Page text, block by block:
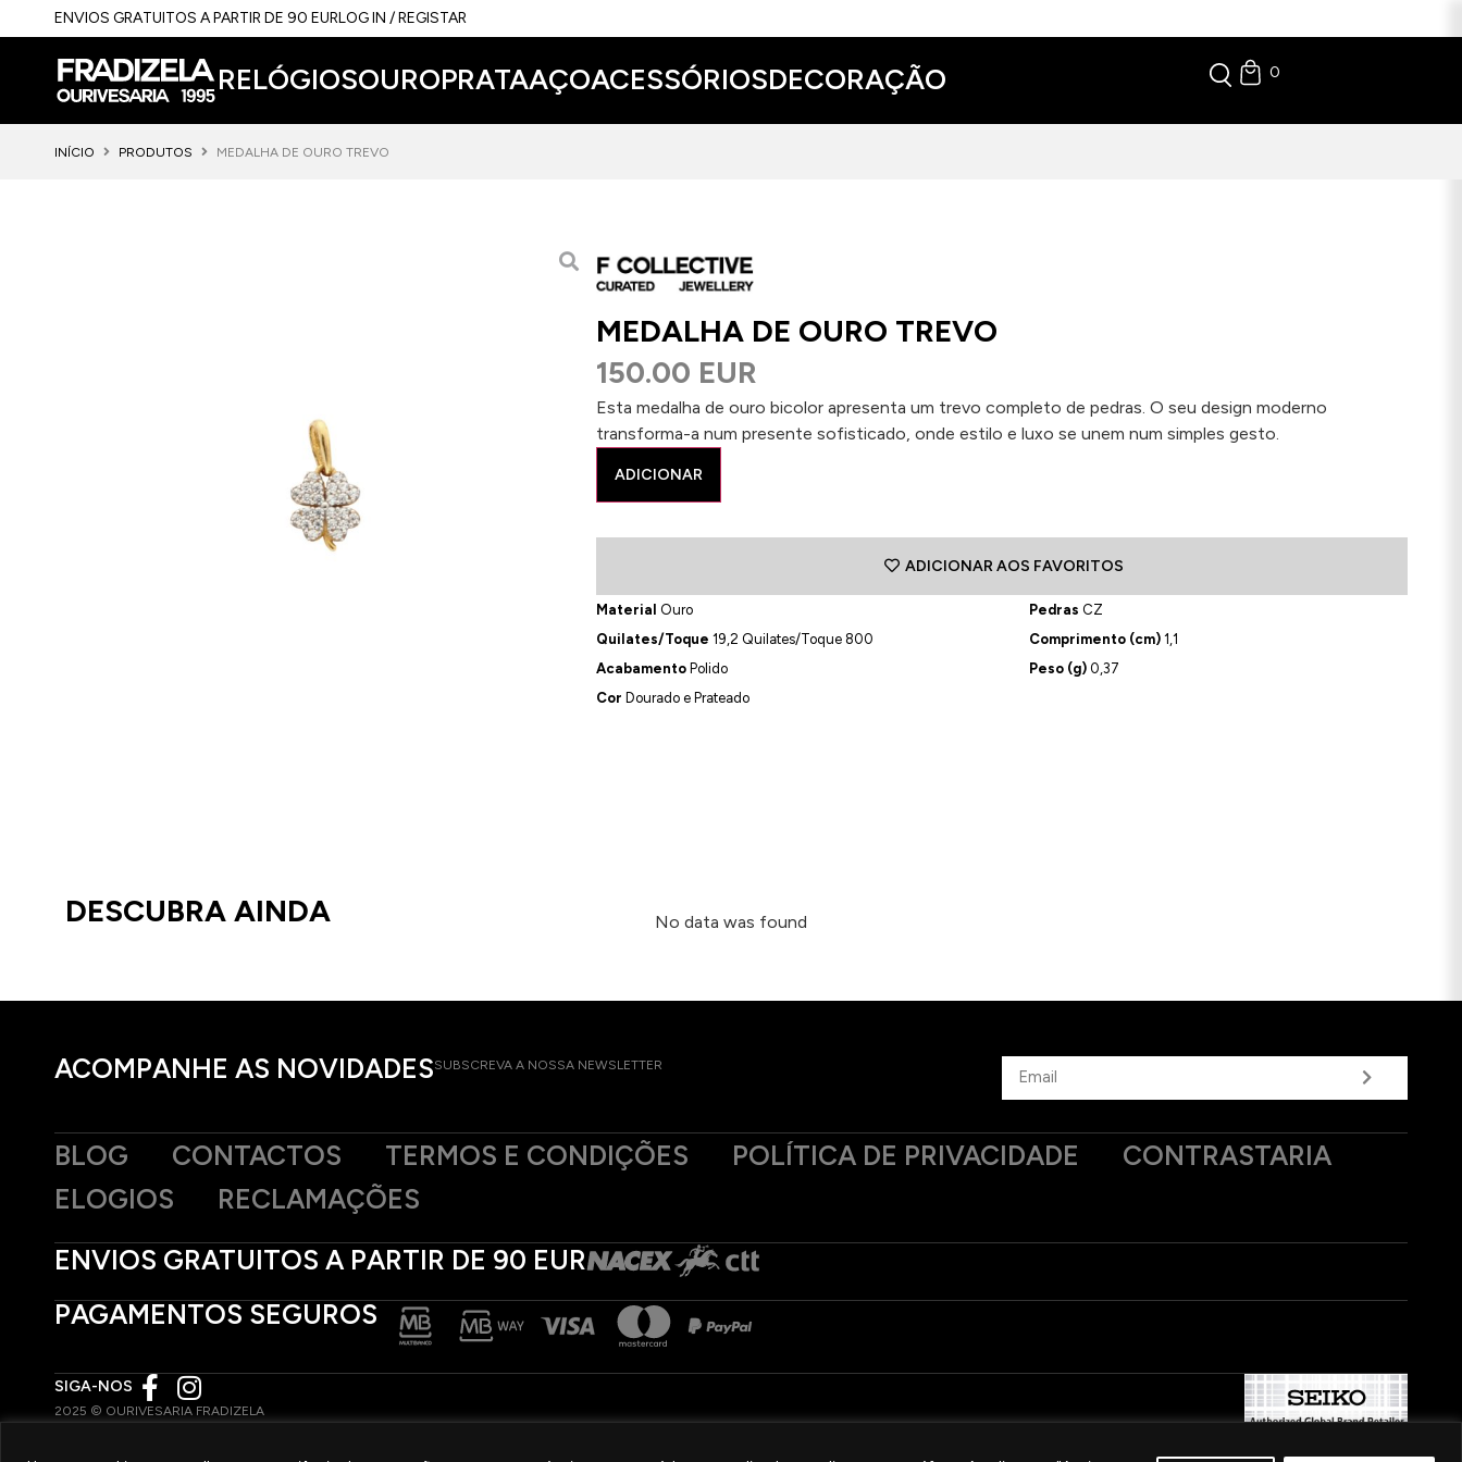
ENVIOS GRATUITOS A PARTIR DE 90 EURLOG IN / REGISTAR
RELÓGIOSOUROPRATAAÇOACESSÓRIOSDECORAÇÃO 0
INÍCIO PRODUTOS MEDALHA DE OURO TREVO
MEDALHA DE OURO TREVO
150.00 EUR
Esta medalha de ouro bicolor apresenta um trevo completo de pedras. O seu design moderno
transforma-a num presente sofisticado, onde estilo e luxo se unem num simples gesto.
ADICIONAR
ADICIONAR AOS FAVORITOS
Material Ouro
Quilates/Toque 19,2 Quilates/Toque 800
AcabamentoPolido
Cor Dourado e Prateado
Pedras CZ
Comprimento (cm)1,1
Peso (g)0,37
DESCUBRA AINDA No data was found
ACOMPANHE AS NOVIDADESSUBSCREVA A NOSSA NEWSLETTER
BLOG CONTACTOS TERMOS E CONDIÇÕES POLÍTICA DE PRIVACIDADE
CONTRASTARIA
ELOGIOS
RECLAMAÇÕES
ENVIOS GRATUITOS A PARTIR DE 90 EUR
PAGAMENTOS SEGUROS
SIGA-NOS
2025 © OURIVESARIA FRADIZELA